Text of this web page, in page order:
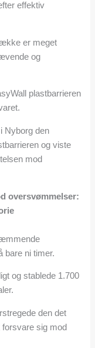
effektiv
er meget
og
plastbarrieren
Nyborg den
og viste
mod
oversvømmelser:
bare ni timer.
og stablede 1.700
den det
sig mod